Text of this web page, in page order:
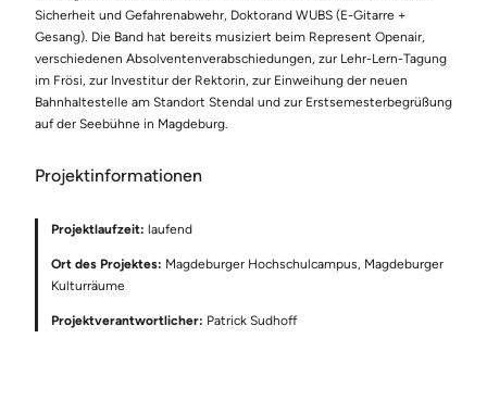
Sicherheit und Gefahrenabwehr, Doktorand WUBS (E-Gitarre +
Gesang). Die Band hat bereits musiziert beim Represent Openair,
verschiedenen Absolventenverabschiedungen, zur Lehr-Lern-Tagung
im Frösi, zur Investitur der Rektorin, zur Einweihung der neuen
Bahnhaltestelle am Standort Stendal und zur Erstsemesterbegrüßung
auf der Seebühne in Magdeburg.
Projektinformationen
Projektlaufzeit: laufend
Ort des Projektes: Magdeburger Hochschulcampus, Magdeburger
Kulturräume
Projektverantwortlicher: Patrick Sudhoff